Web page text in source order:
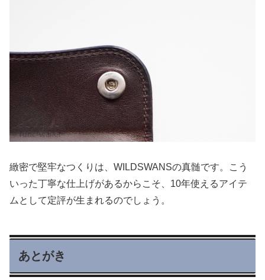
緻密で堅牢なつくりは、WILDSWANSの真髄です。こう
いった丁寧な仕上げがあるからこそ、10年使えるアイテ
ムとして定評が生まれるのでしょう。
あとがき